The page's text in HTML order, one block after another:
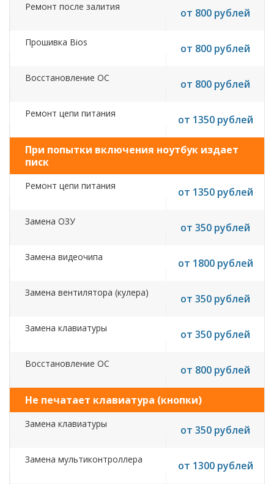
Ремонт после залития от 800 рублей
Прошивка Bios от 800 рублей
Восстановление ОС от 800 рублей
Ремонт цепи питания от 1350 рублей
При попытки включения ноутбук издает
писк
Ремонт цепи питания от 1350 рублей
Замена ОЗУ от 350 рублей
Замена видеочипа от 1800 рублей
Замена вентилятора (кулера) от 350 рублей
Замена клавиатуры от 350 рублей
Восстановление ОС от 800 рублей
Не печатает клавиатура (кнопки)
Замена клавиатуры от 350 рублей
Замена мультиконтроллера от 1300 рублей